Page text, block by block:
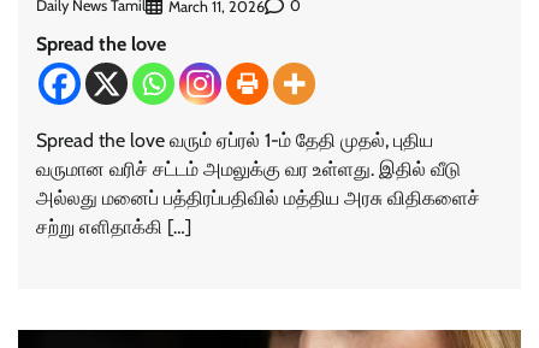
Daily News Tamil March 11, 2026 0
Spread the love
Spread the love வரும் ஏப்ரல் 1-ம் தேதி முதல், புதிய
வருமான வரிச் சட்டம் அமலுக்கு வர உள்ளது. இதில் வீடு
அல்லது மனைப் பத்திரப்பதிவில் மத்திய அரசு விதிகளைச்
சற்று எளிதாக்கி […]